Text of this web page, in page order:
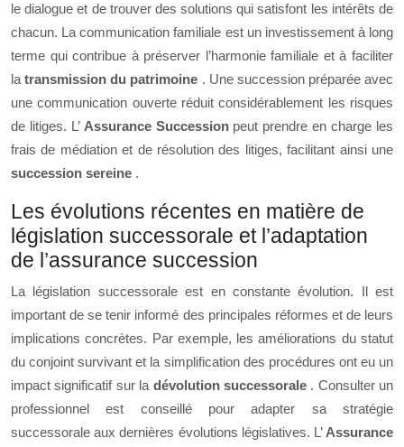
le dialogue et de trouver des solutions qui satisfont les intérêts de
chacun. La communication familiale est un investissement à long
terme qui contribue à préserver l’harmonie familiale et à faciliter
latransmission du patrimoine . Une succession préparée avec
une communication ouverte réduit considérablement les risques
de litiges. L’ Assurance Succession peut prendre en charge les
frais de médiation et de résolution des litiges, facilitant ainsi une
succession sereine .
Les évolutions récentes en matière de
législation successorale et l’adaptation
de l’assurance succession
La législation successorale est en constante évolution. Il est
important de se tenir informé des principales réformes et de leurs
implications concrètes. Par exemple, les améliorations du statut
du conjoint survivant et la simplification des procédures ont eu un
impact significatif sur la dévolution successorale . Consulter un
professionnel est conseillé pour adapter sa stratégie
successorale aux dernières évolutions législatives. L’ Assurance